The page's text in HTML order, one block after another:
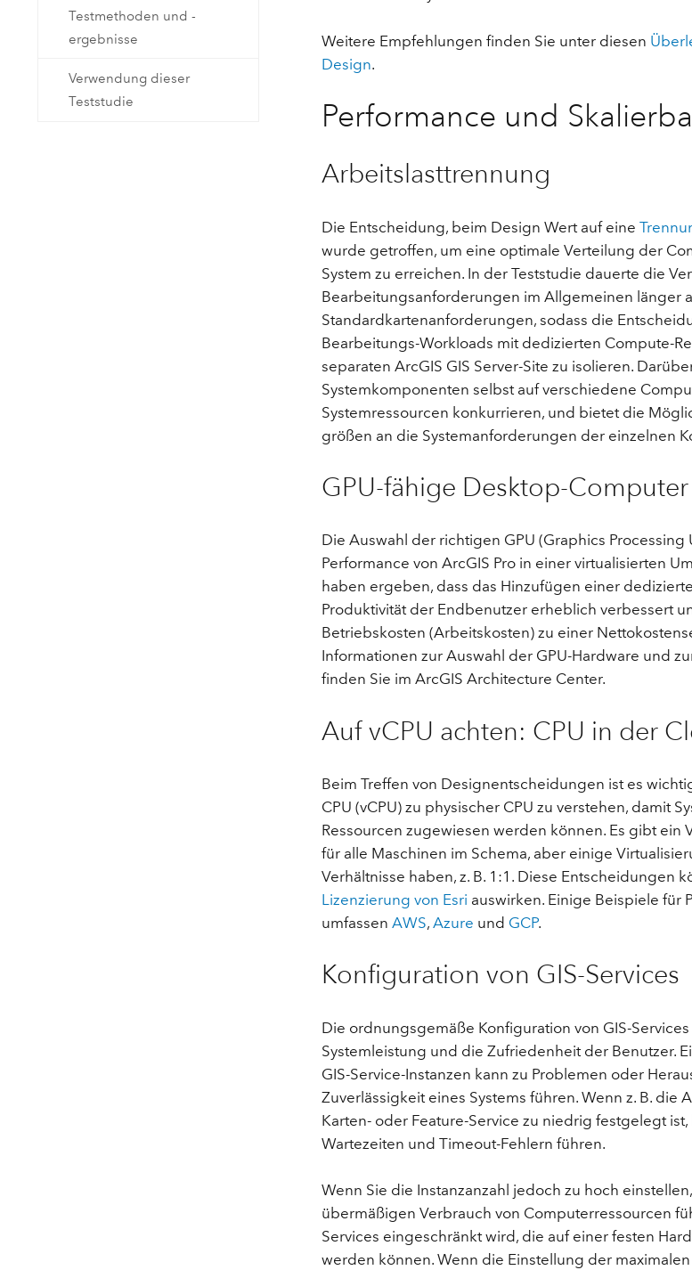
die Kartenerstellung und
räumliche Analyse
Testmethoden und -
ergebnisse
Verwendung dieser
Teststudie
Weitere Empfehlungen finden Sie unter diesen
Design.
Performance und
Arbeitslasttrennung
Die Entscheidung, beim Design Wert auf eine
wurde getroffen, um eine optimale Verteilung der
System zu erreichen. In der Teststudie dauerte die
Bearbeitungsanforderungen im Allgemeinen länger
Standardkartenanforderungen, sodass die
Bearbeitungs-Workloads mit dedizierten Compute-
separaten ArcGIS GIS Server-Site zu isolieren.
Systemkomponenten selbst auf verschiedene
Systemressourcen konkurrieren, und bietet die
größen an die Systemanforderungen der einzelnen
GPU-fähige Desktop-Computer
Die Auswahl der richtigen GPU (Graphics Processing
Performance von ArcGIS Pro in einer virtualisierten
haben ergeben, dass das Hinzufügen einer
Produktivität der Endbenutzer erheblich verbessert
Betriebskosten (Arbeitskosten) zu einer
Informationen zur Auswahl der GPU-Hardware und
finden Sie im ArcGIS Architecture Center.
Auf vCPU achten: CPU in der
Beim Treffen von Designentscheidungen ist es
CPU (vCPU) zu physischer CPU zu verstehen, damit
Ressourcen zugewiesen werden können. Es gibt ein
für alle Maschinen im Schema, aber einige
Verhältnisse haben, z. B. 1:1. Diese Entscheidungen
Lizenzierung von Esri auswirken. Einige Beispiele für
umfassenAWS,Azure und GCP.
Konfiguration von GIS-Services
Die ordnungsgemäße Konfiguration von GIS-
Systemleistung und die Zufriedenheit der Benutzer.
GIS-Service-Instanzen kann zu Problemen oder
Zuverlässigkeit eines Systems führen. Wenn z. B. die
Karten- oder Feature-Service zu niedrig festgelegt
Wartezeiten und Timeout-Fehlern führen.
Wenn Sie die Instanzanzahl jedoch zu hoch
übermäßigen Verbrauch von Computerressourcen
Services eingeschränkt wird, die auf einer festen
werden können. Wenn die Einstellung der